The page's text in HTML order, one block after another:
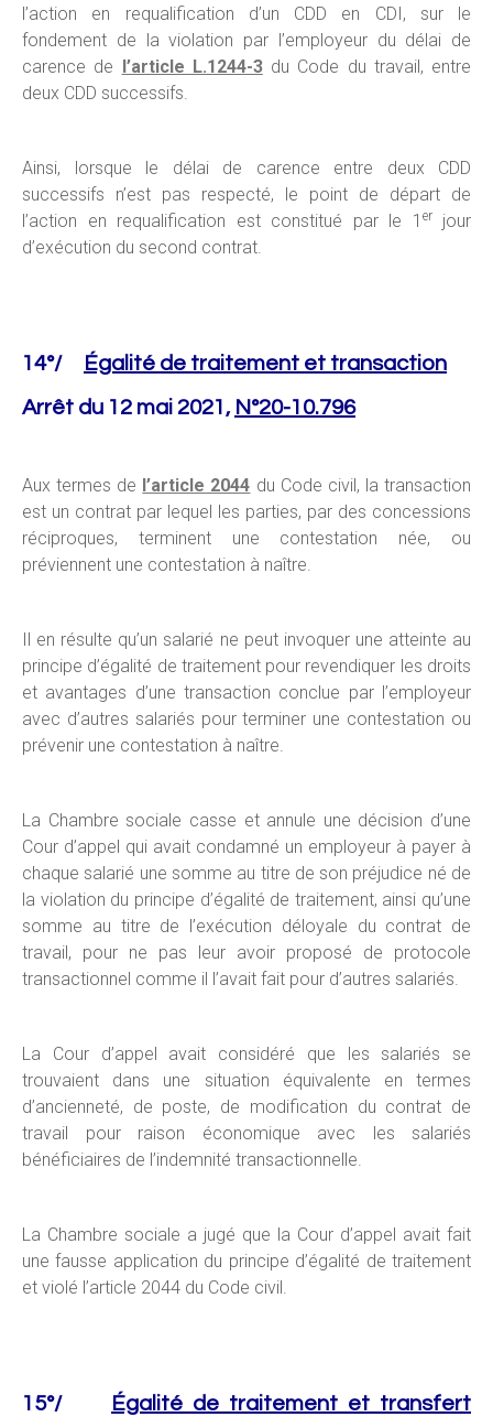
l’action en requalification d’un CDD en CDI, sur le
fondement de la violation par l’employeur du délai de
carence de
l’article L.1244-3du Code du travail, entre
deux CDD successifs.
Ainsi, lorsque le délai de carence entre deux CDD
successifs n’est pas respecté, le point de départ de
l’action en requalification est constitué par le 1 er
jour
d’exécution du second contrat.
14°/
Égalité de traitement et transaction
Arrêt du 12 mai 2021, N°20-10.796
Aux termes de l’article 2044 du Code civil, la transaction
est un contrat par lequel les parties, par des concessions
réciproques, terminent une contestation née, ou
préviennent une contestation à naître.
Il en résulte qu’un salarié ne peut invoquer une atteinte au
principe d’égalité de traitement pour revendiquer les droits
et avantages d’une transaction conclue par l’employeur
avec d’autres salariés pour terminer une contestation ou
prévenir une contestation à naître.
La Chambre sociale casse et annule une décision d’une
Cour d’appel qui avait condamné un employeur à payer à
chaque salarié une somme au titre de son préjudice né de
la violation du principe d’égalité de traitement, ainsi qu’une
somme au titre de l’exécution déloyale du contrat de
travail, pour ne pas leur avoir proposé de protocole
transactionnel comme il l’avait fait pour d’autres salariés.
La Cour d’appel avait considéré que les salariés se
trouvaient dans une situation équivalente en termes
d’ancienneté, de poste, de modification du contrat de
travail pour raison économique avec les salariés
bénéficiaires de l’indemnité transactionnelle.
La Chambre sociale a jugé que la Cour d’appel avait fait
une fausse application du principe d’égalité de traitement
et violé l’article 2044 du Code civil.
15°/
Égalité de traitement et transfert